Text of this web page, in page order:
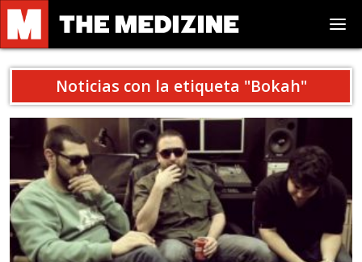
Noticias con la etiqueta "Bokah"